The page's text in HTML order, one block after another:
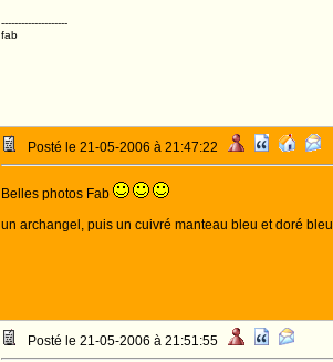
--------------------
fab
Posté le 21-05-2006 à 21:47:22
Belles photos Fab
un archangel, puis un cuivré manteau bleu et doré bleu
Posté le 21-05-2006 à 21:51:55